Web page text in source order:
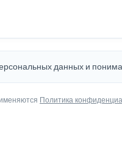
данных и
Политика